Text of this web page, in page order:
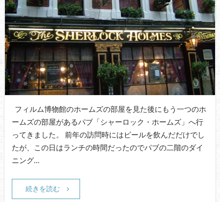
フィルム博物館のホームズの部屋を見た後にもう一つのホ
ームズの部屋があるパブ「シャーロック・ホームズ」へ行
ってきました。 前年の訪問時にはビールを飲んだだけでし
たが、この日はランチの時間だったのでパブの二階のダイ
ニング…
続きを読む